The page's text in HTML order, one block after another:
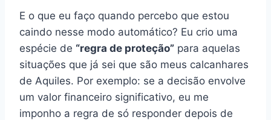
E o que eu faço quando percebo que estou
caindo nesse modo automático? Eu crio uma
espécie de “regra de proteção” para aquelas
situações que já sei que são meus calcanhares
de Aquiles. Por exemplo: se a decisão envolve
um valor financeiro significativo, eu me
imponho a regra de só responder depois de